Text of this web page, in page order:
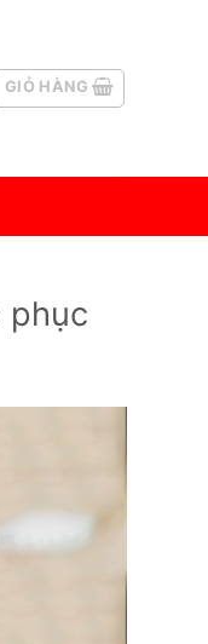
GIỎ HÀNG
phục